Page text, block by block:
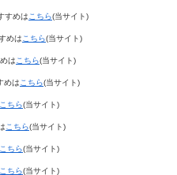
すめはこちら(当サイト)
めはこちら(当サイト)
はこちら(当サイト)
めはこちら(当サイト)
こちら(当サイト)
こちら(当サイト)
こちら(当サイト)
こちら(当サイト)